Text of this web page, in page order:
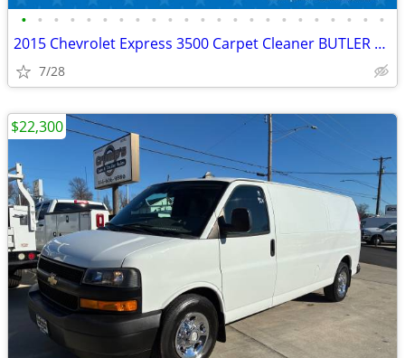
• • • • • • • • • • • • • • • • • • • • • • •
2015 Chevrolet Express 3500 Carpet Cleaner BUTLER CLEANING SYSTEM
7/28
$22,300